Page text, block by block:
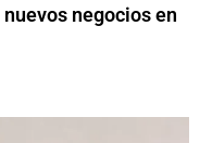
negocios en